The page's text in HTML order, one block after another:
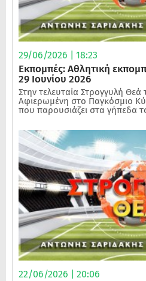
29/06/2026 | 18:23
Εκπομπές: Αθλητική
29 Ιουνίου 2026
Στην τελευταία Στρογγυλή Θεά
Αφιερωμένη στο Παγκόσμιο
που παρουσιάζει στα γήπεδα
22/06/2026 | 20:06